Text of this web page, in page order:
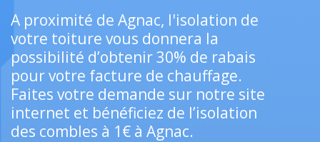
A proximité de Agnac, l'isolation de
votre toiture vous donnera la
possibilité d’obtenir 30% de rabais
pour votre facture de chauffage.
Faites votre demande sur notre site
internet et bénéficiez de l’isolation
des combles à 1€ à Agnac.